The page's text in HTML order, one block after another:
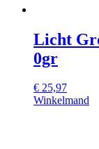
Licht
0gr
€ 25,97
Winkelmand